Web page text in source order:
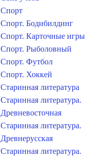
Спорт
Спорт. Бодибилдинг
Спорт. Карточные игры
Спорт. Рыболовный
Спорт. Футбол
Спорт. Хоккей
Старинная литература
Старинная литература.
Древневосточная
Старинная литература.
Древнерусская
Старинная литература.